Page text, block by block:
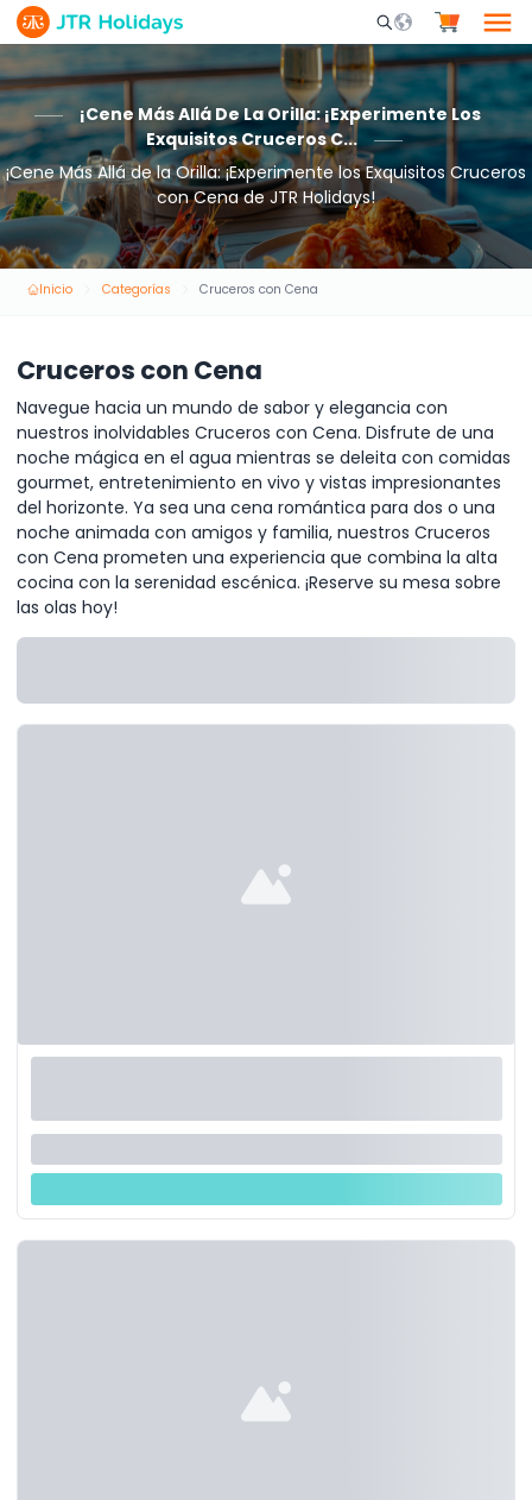
Mobile Search
¡Cene Más Allá De La Orilla: ¡Experimente Los
Exquisitos Cruceros C...
¡Cene Más Allá de la Orilla: ¡Experimente los Exquisitos Cruceros
con Cena de JTR Holidays!
Inicio Categorías Cruceros con Cena
Cruceros con Cena
Navegue hacia un mundo de sabor y elegancia con
nuestros inolvidables Cruceros con Cena. Disfrute de una
noche mágica en el agua mientras se deleita con comidas
gourmet, entretenimiento en vivo y vistas impresionantes
del horizonte. Ya sea una cena romántica para dos o una
noche animada con amigos y familia, nuestros Cruceros
con Cena prometen una experiencia que combina la alta
cocina con la serenidad escénica. ¡Reserve su mesa sobre
las olas hoy!